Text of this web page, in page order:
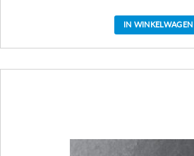
IN WINKELWAGEN